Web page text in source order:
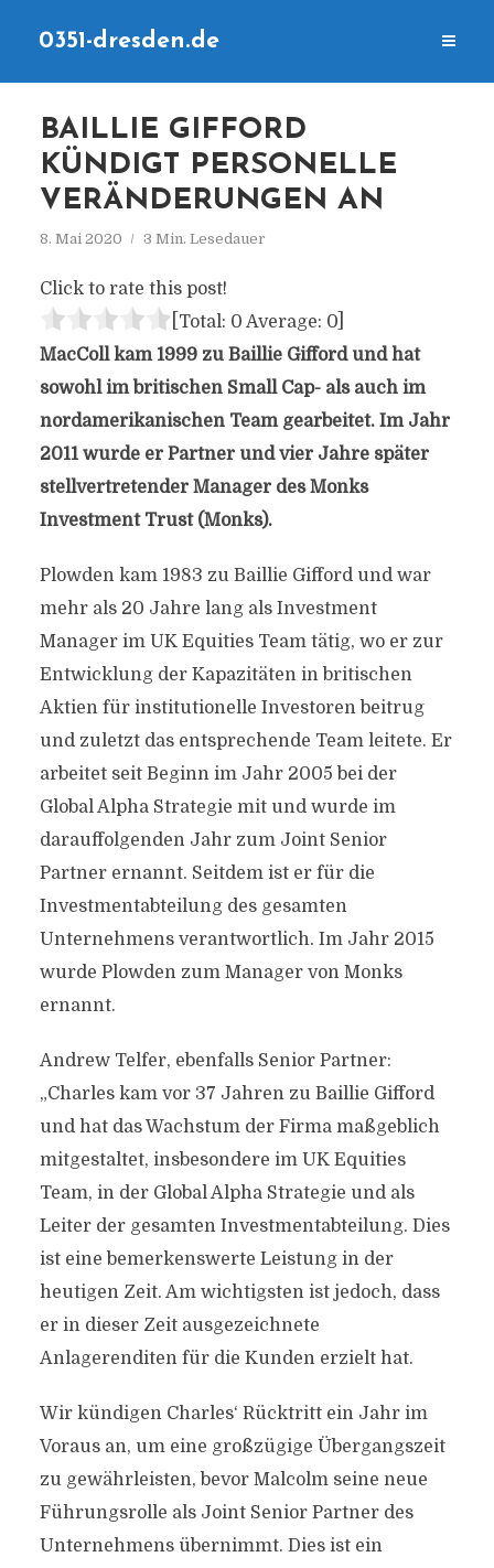
0351-dresden.de
BAILLIE GIFFORD
KÜNDIGT PERSONELLE
VERÄNDERUNGEN AN
8. Mai 2020 3 Min. Lesedauer
Click to rate this post!
[Total: 0 Average: 0]
MacColl kam 1999 zu Baillie Gifford und hat
sowohl im britischen Small Cap- als auch im
nordamerikanischen Team gearbeitet. Im Jahr
2011 wurde er Partner und vier Jahre später
stellvertretender Manager des Monks
Investment Trust (Monks).
Plowden kam 1983 zu Baillie Gifford und war
mehr als 20 Jahre lang als Investment
Manager im UK Equities Team tätig, wo er zur
Entwicklung der Kapazitäten in britischen
Aktien für institutionelle Investoren beitrug
und zuletzt das entsprechende Team leitete. Er
arbeitet seit Beginn im Jahr 2005 bei der
Global Alpha Strategie mit und wurde im
darauffolgenden Jahr zum Joint Senior
Partner ernannt. Seitdem ist er für die
Investmentabteilung des gesamten
Unternehmens verantwortlich. Im Jahr 2015
wurde Plowden zum Manager von Monks
ernannt.
Andrew Telfer, ebenfalls Senior Partner:
„Charles kam vor 37 Jahren zu Baillie Gifford
und hat das Wachstum der Firma maßgeblich
mitgestaltet, insbesondere im UK Equities
Team, in der Global Alpha Strategie und als
Leiter der gesamten Investmentabteilung. Dies
ist eine bemerkenswerte Leistung in der
heutigen Zeit. Am wichtigsten ist jedoch, dass
er in dieser Zeit ausgezeichnete
Anlagerenditen für die Kunden erzielt hat.
Wir kündigen Charles‘ Rücktritt ein Jahr im
Voraus an, um eine großzügige Übergangszeit
zu gewährleisten, bevor Malcolm seine neue
Führungsrolle als Joint Senior Partner des
Unternehmens übernimmt. Dies ist ein